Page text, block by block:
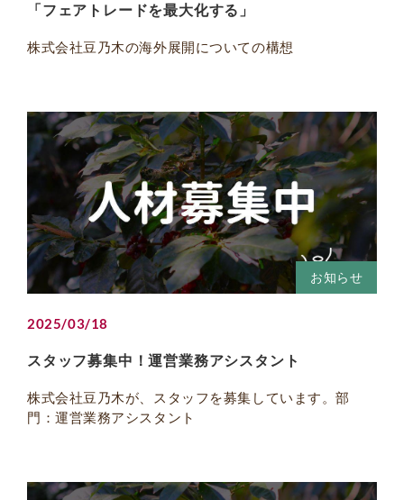
「フェアトレードを最大化する」
株式会社豆乃木の海外展開についての構想
お知らせ
2025/03/18
スタッフ募集中！運営業務アシスタント
株式会社豆乃木が、スタッフを募集しています。部
門：運営業務アシスタント